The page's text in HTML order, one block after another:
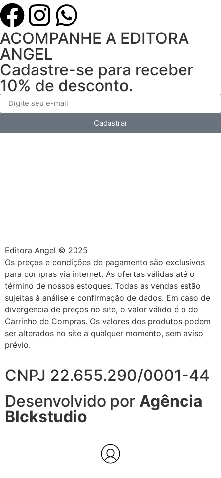
ACOMPANHE A EDITORA
ANGEL
Cadastre-se para receber
10% de desconto.
Cadastrar
Editora Angel © 2025
Os preços e condições de pagamento são exclusivos
para compras via internet. As ofertas válidas até o
término de nossos estoques. Todas as vendas estão
sujeitas à análise e confirmação de dados. Em caso de
divergência de preços no site, o valor válido é o do
Carrinho de Compras. Os valores dos produtos podem
ser alterados no site a qualquer momento, sem aviso
prévio.
CNPJ 22.655.290/0001-44
Desenvolvido por Agência
Blckstudio